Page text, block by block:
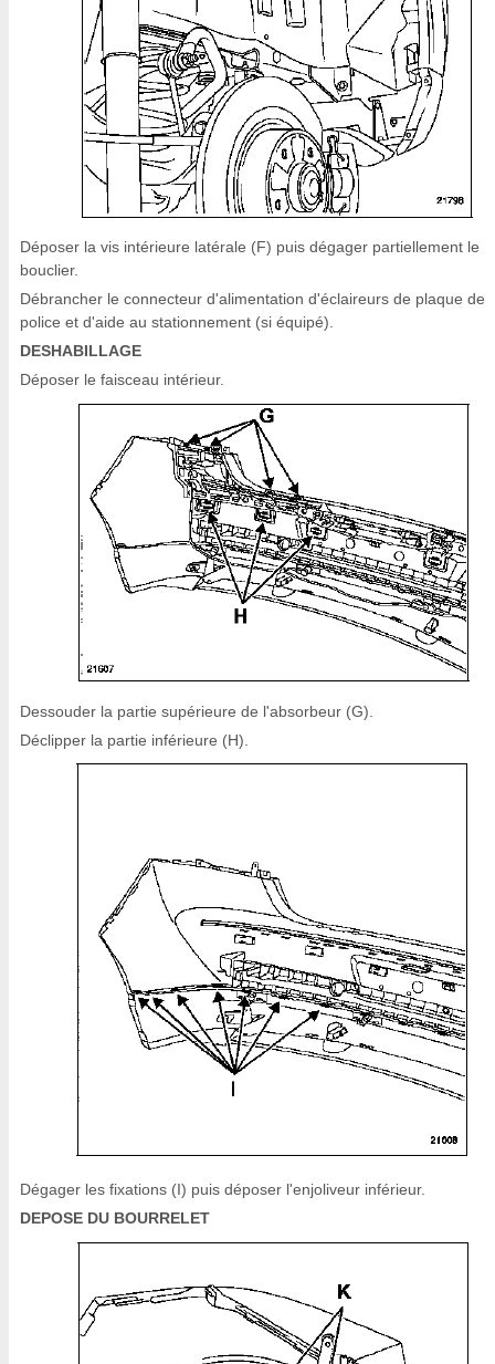
Déposer la vis intérieure latérale (F) puis dégager partiellement le
bouclier.
Débrancher le connecteur d'alimentation d'éclaireurs de plaque de
police et d'aide au stationnement (si équipé).
DESHABILLAGE
Déposer le faisceau intérieur.
Dessouder la partie supérieure de l'absorbeur (G).
Déclipper la partie inférieure (H).
Dégager les fixations (I) puis déposer l'enjoliveur inférieur.
DEPOSE DU BOURRELET